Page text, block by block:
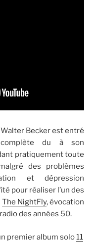
Becker est entré
du à son
pratiquement toute
des problèmes
et dépression
pour réaliser l’un des
The NightFly, évocation
des années 50.
premier album solo11